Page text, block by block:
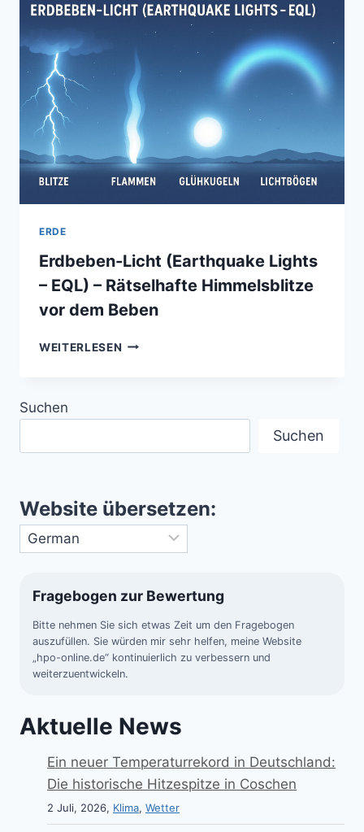
ERDE
Erdbeben-Licht (Earthquake Lights
– EQL) – Rätselhafte Himmelsblitze
vor dem Beben
WEITERLESEN ERDBEBEN-
DEM
Suchen
Suchen
Website übersetzen:
Fragebogen zur Bewertung
Bitte nehmen Sie sich etwas Zeit um den Fragebogen
auszufüllen. Sie würden mir sehr helfen, meine Website
„hpo-online.de“ kontinuierlich zu verbessern und
weiterzuentwickeln.
Aktuelle News
Ein neuer Temperaturrekord in Deutschland:
Die historische Hitzespitze in Coschen
2 Juli, 2026, Klima, Wetter